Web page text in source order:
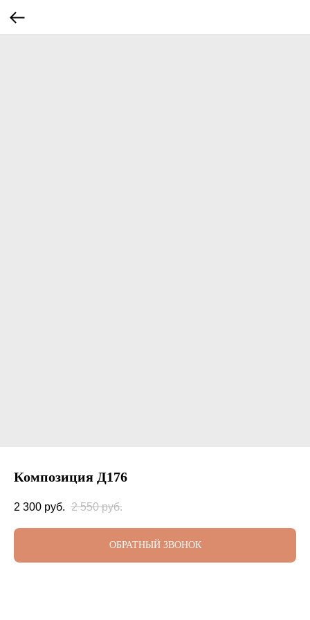
Композиция Д176
2 300 руб. 2 550 руб.
ОБРАТНЫЙ ЗВОНОК